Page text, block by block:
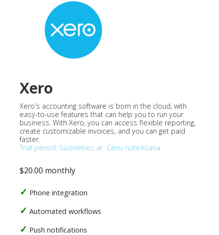
Xero
Xero's accounting software is born in the cloud, with
easy-to-use features that can help you to run your
business. With Xero, you can access flexible reporting,
create customizable invoices, and you can get paid
faster.
Trial period Sazinieties ar Cenu noteikšana
$20.00 monthly
Phone integration
Automated workflows
Push notifications